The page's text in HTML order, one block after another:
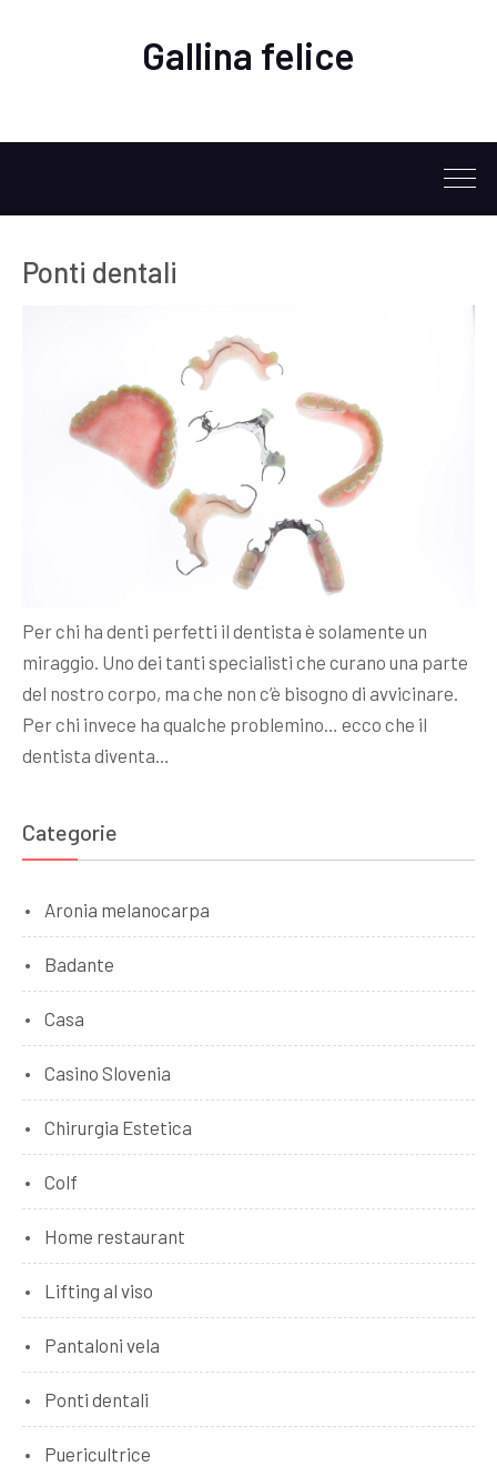
Gallina felice
Ponti dentali
Per chi ha denti perfetti il dentista è solamente un
miraggio. Uno dei tanti specialisti che curano una parte
del nostro corpo, ma che non c’è bisogno di avvicinare.
Per chi invece ha qualche problemino… ecco che il
dentista diventa…
Categorie
Aronia melanocarpa
Badante
Casa
Casino Slovenia
Chirurgia Estetica
Colf
Home restaurant
Lifting al viso
Pantaloni vela
Ponti dentali
Puericultrice